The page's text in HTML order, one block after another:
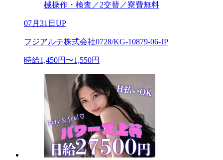
械操作・検査／2交替／寮費無料
07月31日UP
フジアルテ株式会社0728/KG-10879-06-JP
時給1,450円〜1,550円